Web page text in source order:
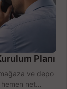
Planı
ve depo
hemen net